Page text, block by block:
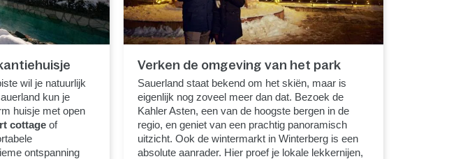
wil je natuurlijk
kun je
huisje met open
cottage of
ontspanning
Verken de omgeving van het park
Sauerland staat bekend om het skiën, maar is
eigenlijk nog zoveel meer dan dat. Bezoek de
Kahler Asten, een van de hoogste bergen in de
regio, en geniet van een prachtig panoramisch
uitzicht. Ook de wintermarkt in Winterberg is een
absolute aanrader. Hier proef je lokale lekkernijen,